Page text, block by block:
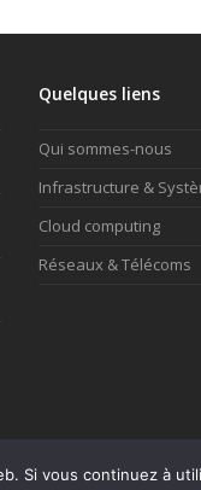
Quelques liens
Qui sommes-nous
Infrastructure &
Cloud computing
Réseaux & Télécoms
SUPPORT
Si vous continuez à